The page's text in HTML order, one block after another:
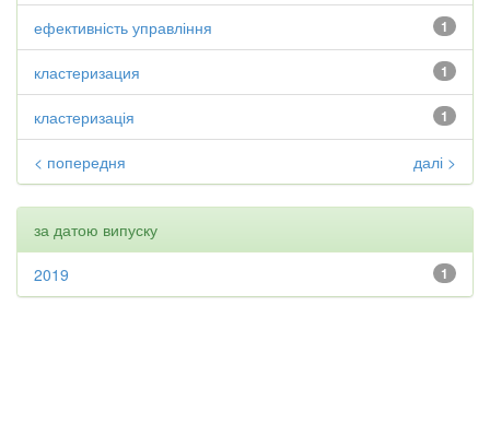
1
ефективність управління
1
кластеризация
1
кластеризація
< попередня далі >
за датою випуску
1
2019